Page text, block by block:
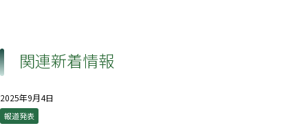
関連新着情報
2025年9月4日
報道発表